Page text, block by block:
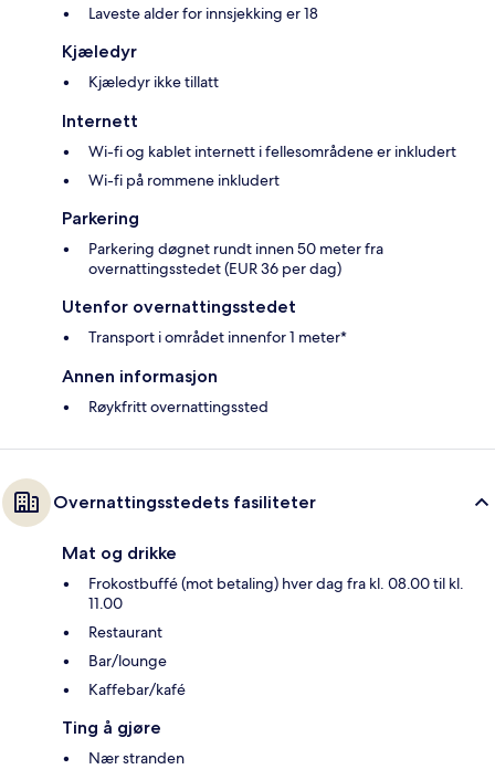
Laveste alder for innsjekking er 18
Kjæledyr
Kjæledyr ikke tillatt
Internett
Wi-fi og kablet internett i fellesområdene er inkludert
Wi-fi på rommene inkludert
Parkering
Parkering døgnet rundt innen 50 meter fra
overnattingsstedet (EUR 36 per dag)
Utenfor overnattingsstedet
Transport i området innenfor 1 meter*
Annen informasjon
Røykfritt overnattingssted
Overnattingsstedets fasiliteter
Mat og drikke
Frokostbuffé (mot betaling) hver dag fra kl. 08.00 til kl.
11.00
Restaurant
Bar/lounge
Kaffebar/kafé
Ting å gjøre
Nær stranden